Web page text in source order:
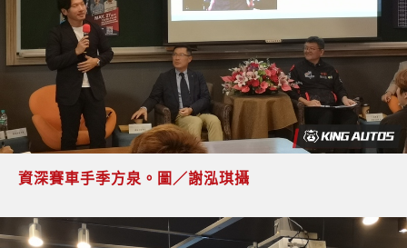
資深賽車手季方泉。圖／謝泓琪攝